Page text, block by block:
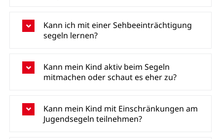
Kann ich mit einer Sehbeeinträchtigung
segeln lernen?
Kann mein Kind aktiv beim Segeln
mitmachen oder schaut es eher zu?
Kann mein Kind mit Einschränkungen am
Jugendsegeln teilnehmen?